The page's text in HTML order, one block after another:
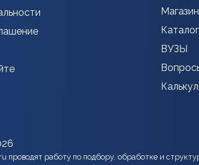
ВУЗЫ
проводят работу по подбору, обработке и